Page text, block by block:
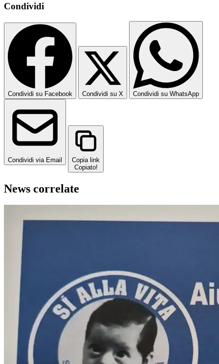
Condividi
Condividi su Facebook Condividi su X Condividi su WhatsApp
Condividi via Email
Copia link
Copiato!
News correlate